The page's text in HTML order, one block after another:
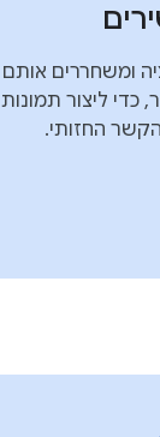
ומשחררים אותם
כדי ליצור תמונות
החזותי.